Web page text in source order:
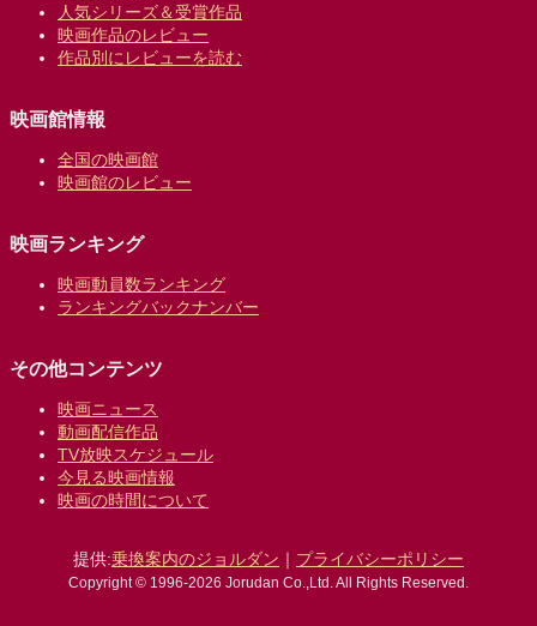
人気シリーズ＆受賞作品
映画作品のレビュー
作品別にレビューを読む
映画館情報
全国の映画館
映画館のレビュー
映画ランキング
映画動員数ランキング
ランキングバックナンバー
その他コンテンツ
映画ニュース
動画配信作品
TV放映スケジュール
今見る映画情報
映画の時間について
提供:乗換案内のジョルダン ｜ プライバシーポリシー
Copyright © 1996-2026 Jorudan Co.,Ltd. All Rights Reserved.